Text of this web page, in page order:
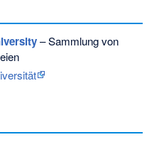
– Sammlung von